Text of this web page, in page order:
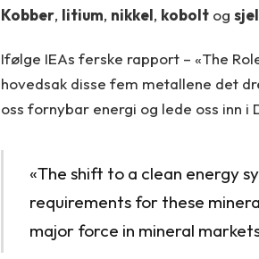
Kobber, litium, nikkel, koboltog
Ifølge IEAs ferske rapport – «The
hovedsak disse fem metallene det
oss fornybar energi og lede oss inn i
«The shift to a clean energy
requirements for these
major force in mineral